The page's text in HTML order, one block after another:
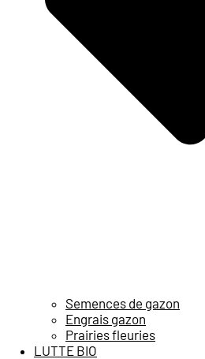
Semences de gazon
Engrais gazon
Prairies fleuries
LUTTE BIO